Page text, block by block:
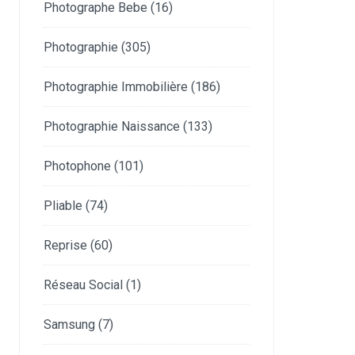
Photographe Bebe (16)
Photographie (305)
Photographie Immobilière (186)
Photographie Naissance (133)
Photophone (101)
Pliable (74)
Reprise (60)
Réseau Social (1)
Samsung (7)